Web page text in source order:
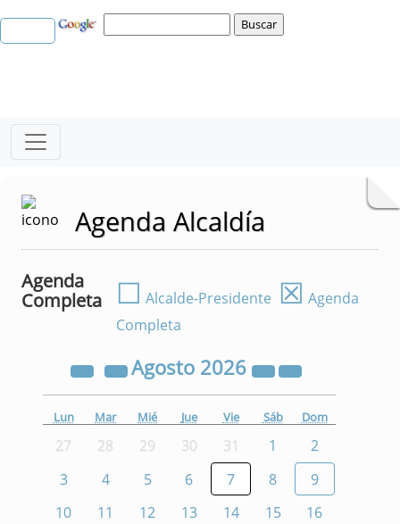
Agenda Alcaldía
Agenda
Completa
☐ Alcalde-Presidente ☒ Agenda
Completa
Agosto 2026
Lun Mar Mié Jue Vie Sáb Dom
27 28 29 30 31 1
2
3
4 5 6 7 8
9
10
11 12 13 14 15
16